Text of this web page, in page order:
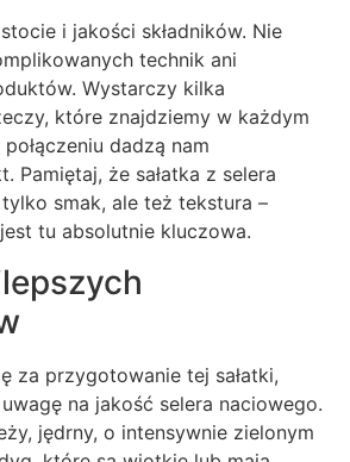
i jakości składników. Nie
technik ani
Wystarczy kilka
które znajdziemy w każdym
dadzą nam
Pamiętaj, że sałatka z selera
smak, ale też tekstura –
tu absolutnie kluczowa.
za przygotowanie tej sałatki,
na jakość selera naciowego.
jędrny, o intensywnie zielonym